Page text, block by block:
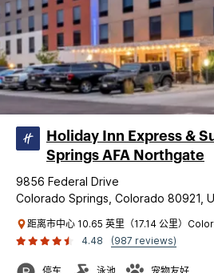
Holiday Inn Express &
Springs AFA Northgate
9856 Federal Drive
Colorado Springs, Colorado 80921,
距离市中心 10.65 英里（17.14 公里）
4.48
(987 reviews)